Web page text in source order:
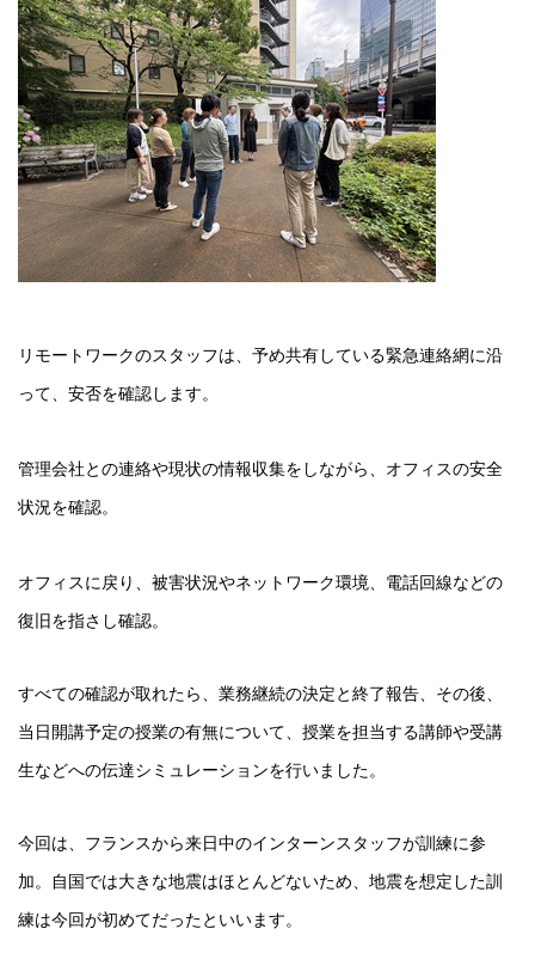
リモートワークのスタッフは、予め共有している緊急連絡網に沿
って、安否を確認します。
管理会社との連絡や現状の情報収集をしながら、オフィスの安全
状況を確認。
オフィスに戻り、被害状況やネットワーク環境、電話回線などの
復旧を指さし確認。
すべての確認が取れたら、業務継続の決定と終了報告、その後、
当日開講予定の授業の有無について、授業を担当する講師や受講
生などへの伝達シミュレーションを行いました。
今回は、フランスから来日中のインターンスタッフが訓練に参
加。自国では大きな地震はほとんどないため、地震を想定した訓
練は今回が初めてだったといいます。